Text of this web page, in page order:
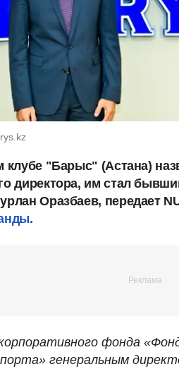
клубе "Барыс" (Астана)
директора, им стал
Оразбаев, передает
фонда
генеральным